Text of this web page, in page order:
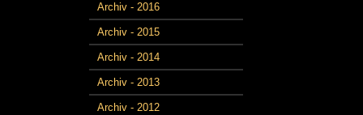
Archiv - 2016
Archiv - 2015
Archiv - 2014
Archiv - 2013
Archiv - 2012